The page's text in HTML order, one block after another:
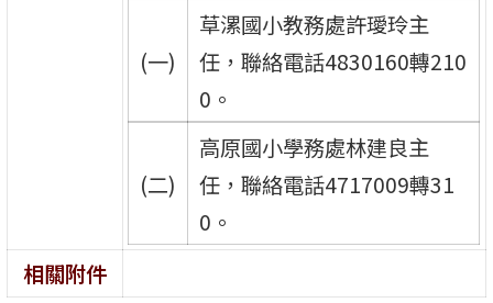
(一)
草漯國小教務處許璦玲主
任，聯絡電話4830160轉210
0。
(二)
高原國小學務處林建良主
任，聯絡電話4717009轉31
0。
相關附件